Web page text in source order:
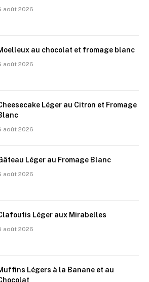
août 2026
au chocolat et fromage blanc
août 2026
Léger au Citron et Fromage
août 2026
Léger au Fromage Blanc
août 2026
Léger aux Mirabelles
août 2026
Légers à la Banane et au